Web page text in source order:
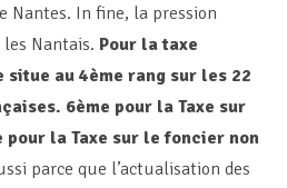
Nantes. In fine, la pression
les Nantais. Pour la taxe
situe au 4ème rang sur les 22
6ème pour la Taxe sur
la Taxe sur le foncier non
parce que l’actualisation des